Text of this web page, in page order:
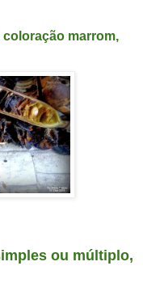
marrom,
ou múltiplo,